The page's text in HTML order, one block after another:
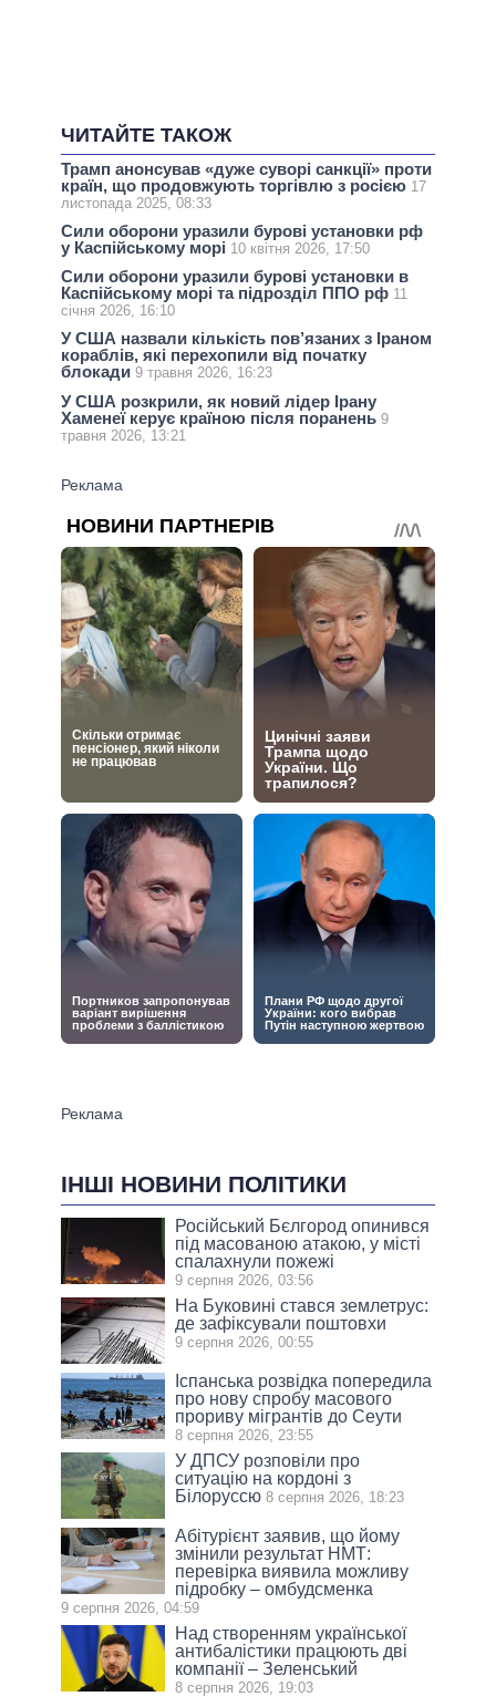
ЧИТАЙТЕ ТАКОЖ
Трамп анонсував «дуже суворі санкції» проти
країн, що продовжують торгівлю з росією 17
листопада 2025, 08:33
Сили оборони уразили бурові установки рф
у Каспійському морі 10 квітня 2026, 17:50
Сили оборони уразили бурові установки в
Каспійському морі та підрозділ ППО рф 11
січня 2026, 16:10
У США назвали кількість пов’язаних з Іраном
кораблів, які перехопили від початку
блокади 9 травня 2026, 16:23
У США розкрили, як новий лідер Ірану
Хаменеї керує країною після поранень 9
травня 2026, 13:21
ІНШІ НОВИНИ ПОЛІТИКИ
Російський Бєлгород опинився
під масованою атакою, у місті
спалахнули пожежі
9 серпня 2026, 03:56
На Буковині стався землетрус:
де зафіксували поштовхи
9 серпня 2026, 00:55
Іспанська розвідка попередила
про нову спробу масового
прориву мігрантів до Сеути
8 серпня 2026, 23:55
У ДПСУ розповіли про
ситуацію на кордоні з
Білоруссю 8 серпня 2026, 18:23
Абітурієнт заявив, що йому
змінили результат НМТ:
перевірка виявила можливу
підробку – омбудсменка
9 серпня 2026, 04:59
Над створенням української
антибалістики працюють дві
компанії – Зеленський
8 серпня 2026, 19:03